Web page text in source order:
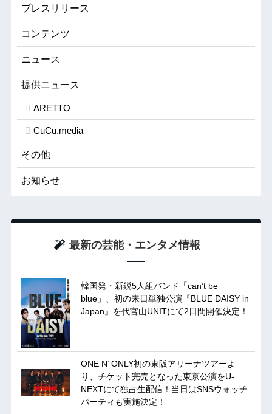
プレスリリース
コンテンツ
ニュース
提供ニュース
ARETTO
CuCu.media
その他
お知らせ
最新の芸能・エンタメ情報
韓国発・新鋭5人組バンド「can’t be
blue」、初の来日単独公演『BLUE DAISY in
Japan』を代官山UNITにて2日間開催決定！
ONE N’ ONLY初の東阪アリーナツアーよ
り、チケット完売となった東京公演をU-
NEXTにて独占生配信！当日はSNSウォッチ
パーティも実施決定！